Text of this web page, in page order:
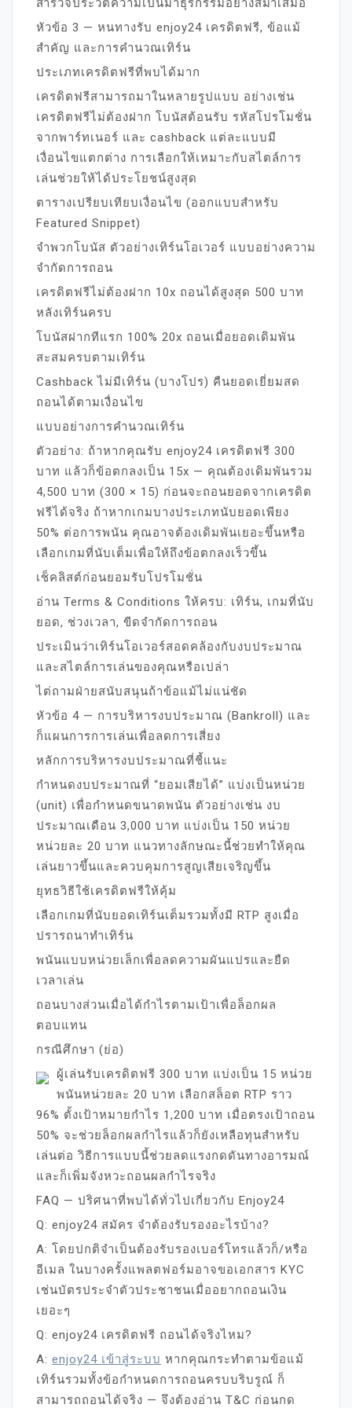
สำรวจประวัติความเป็นมาธุรกรรมอย่างสม่ำเสมอ
หัวข้อ 3 — หนทางรับ enjoy24 เครดิตฟรี, ข้อแม้
สำคัญ และการคำนวณเทิร์น
ประเภทเครดิตฟรีที่พบได้มาก
เครดิตฟรีสามารถมาในหลายรูปแบบ อย่างเช่น
เครดิตฟรีไม่ต้องฝาก โบนัสต้อนรับ รหัสโปรโมชั่น
จากพาร์ทเนอร์ และ cashback แต่ละแบบมี
เงื่อนไขแตกต่าง การเลือกให้เหมาะกับสไตล์การ
เล่นช่วยให้ได้ประโยชน์สูงสุด
ตารางเปรียบเทียบเงื่อนไข (ออกแบบสำหรับ
Featured Snippet)
จำพวกโบนัส ตัวอย่างเทิร์นโอเวอร์ แบบอย่างความ
จำกัดการถอน
เครดิตฟรีไม่ต้องฝาก 10x ถอนได้สูงสุด 500 บาท
หลังเทิร์นครบ
โบนัสฝากทีแรก 100% 20x ถอนเมื่อยอดเดิมพัน
สะสมครบตามเทิร์น
Cashback ไม่มีเทิร์น (บางโปร) คืนยอดเยี่ยมสด
ถอนได้ตามเงื่อนไข
แบบอย่างการคำนวณเทิร์น
ตัวอย่าง: ถ้าหากคุณรับ enjoy24 เครดิตฟรี 300
บาท แล้วก็ข้อตกลงเป็น 15x — คุณต้องเดิมพันรวม
4,500 บาท (300 × 15) ก่อนจะถอนยอดจากเครดิต
ฟรีได้จริง ถ้าหากเกมบางประเภทนับยอดเพียง
50% ต่อการพนัน คุณอาจต้องเดิมพันเยอะขึ้นหรือ
เลือกเกมที่นับเต็มเพื่อให้ถึงข้อตกลงเร็วขึ้น
เช็คลิสต์ก่อนยอมรับโปรโมชั่น
อ่าน Terms & Conditions ให้ครบ: เทิร์น, เกมที่นับ
ยอด, ช่วงเวลา, ขีดจำกัดการถอน
ประเมินว่าเทิร์นโอเวอร์สอดคล้องกับงบประมาณ
และสไตล์การเล่นของคุณหรือเปล่า
ไต่ถามฝ่ายสนับสนุนถ้าข้อแม้ไม่แน่ชัด
หัวข้อ 4 — การบริหารงบประมาณ (Bankroll) และ
ก็แผนการการเล่นเพื่อลดการเสี่ยง
หลักการบริหารงบประมาณที่ชี้แนะ
กำหนดงบประมาณที่ “ยอมเสียได้” แบ่งเป็นหน่วย
(unit) เพื่อกำหนดขนาดพนัน ตัวอย่างเช่น งบ
ประมาณเดือน 3,000 บาท แบ่งเป็น 150 หน่วย
หน่วยละ 20 บาท แนวทางลักษณะนี้ช่วยทำให้คุณ
เล่นยาวขึ้นและควบคุมการสูญเสียเจริญขึ้น
ยุทธวิธีใช้เครดิตฟรีให้คุ้ม
เลือกเกมที่นับยอดเทิร์นเต็มรวมทั้งมี RTP สูงเมื่อ
ปรารถนาทำเทิร์น
พนันแบบหน่วยเล็กเพื่อลดความผันแปรและยืด
เวลาเล่น
ถอนบางส่วนเมื่อได้กำไรตามเป้าเพื่อล็อกผล
ตอบแทน
กรณีศึกษา (ย่อ)
ผู้เล่นรับเครดิตฟรี 300 บาท แบ่งเป็น 15 หน่วย
พนันหน่วยละ 20 บาท เลือกสล็อต RTP ราว
96% ตั้งเป้าหมายกำไร 1,200 บาท เมื่อตรงเป้าถอน
50% จะช่วยล็อกผลกำไรแล้วก็ยังเหลือทุนสำหรับ
เล่นต่อ วิธีการแบบนี้ช่วยลดแรงกดดันทางอารมณ์
และก็เพิ่มจังหวะถอนผลกำไรจริง
FAQ — ปริศนาที่พบได้ทั่วไปเกี่ยวกับ Enjoy24
Q: enjoy24 สมัคร จำต้องรับรองอะไรบ้าง?
A: โดยปกติจำเป็นต้องรับรองเบอร์โทรแล้วก็/หรือ
อีเมล ในบางครั้งแพลตฟอร์มอาจขอเอกสาร KYC
เช่นบัตรประจำตัวประชาชนเมื่ออยากถอนเงิน
เยอะๆ
Q: enjoy24 เครดิตฟรี ถอนได้จริงไหม?
A: enjoy24 เข้าสู่ระบบ หากคุณกระทำตามข้อแม้
เทิร์นรวมทั้งข้อกำหนดการถอนครบบริบรูณ์ ก็
สามารถถอนได้จริง — จึงต้องอ่าน T&C ก่อนกด